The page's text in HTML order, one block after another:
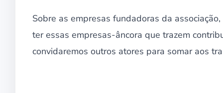
Sobre as empresas fundadoras da
ter essas empresas-âncora que trazem
convidaremos outros atores para somar aos